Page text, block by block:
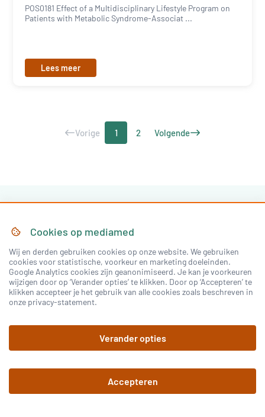
POS0181 Effect of a Multidisciplinary Lifestyle Program on
Patients with Metabolic Syndrome-Associat ...
Lees meer
Vorige 1 2 Volgende
Zutphenseweg 6B
7418 AJDeventer,Nederland
Tel:030-7603620
E-mail:staff@idoctornet.com
Cookies op mediamed
Wij en derden gebruiken cookies op onze website. We gebruiken
cookies voor statistische, voorkeur en marketing doeleinden.
Google Analytics cookies zijn geanonimiseerd. Je kan je voorkeuren
wijzigen door op ‘Verander opties’ te klikken. Door op ‘Accepteren’ te
klikken accepteer je het gebruik van alle cookies zoals beschreven in
onze privacy-statement.
Verander opties
Accepteren